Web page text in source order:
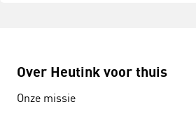
Over Heutink voor thuis
Onze missie